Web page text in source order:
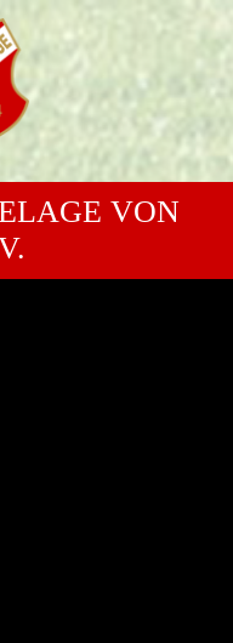
VON 1